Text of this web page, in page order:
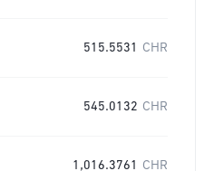
515.5531 CHR
545.0132 CHR
1,016.3761 CHR